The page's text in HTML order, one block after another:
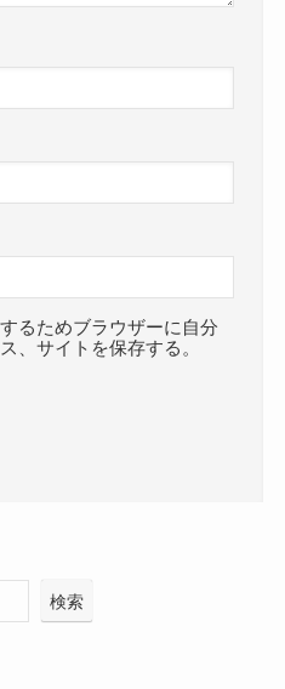
るためブラウザーに自分
、サイトを保存する。
検索